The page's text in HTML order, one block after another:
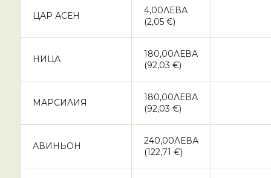
ЦАР АСЕН
4,00ЛЕВА
(2,05 €)
НИЦА
180,00ЛЕВА
(92,03 €)
МАРСИЛИЯ
180,00ЛЕВА
(92,03 €)
АВИНЬОН
240,00ЛЕВА
(122,71 €)